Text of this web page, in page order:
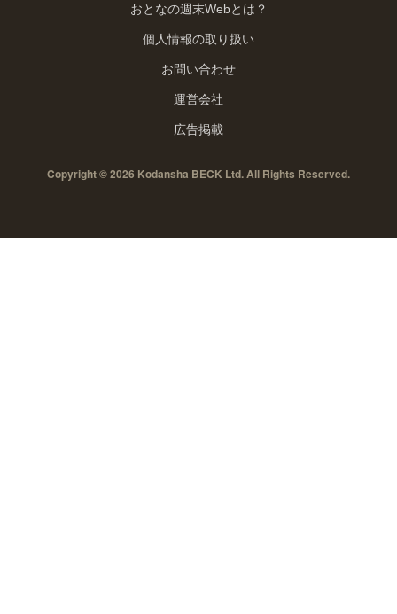
おとなの週末Webとは？
個人情報の取り扱い
お問い合わせ
運営会社
広告掲載
Copyright © 2026 Kodansha BECK Ltd. All Rights Reserved.